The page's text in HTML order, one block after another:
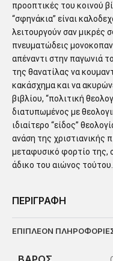
προοπτικές του κοινού
“σφηνάκια” είναι
λειτουργούν σαν μικρές
πνευματώδεις
απέναντι στην παγωνιά
της θανατίλας να
κακάσχημα και να
βιβλίου, “πολιτική
διατυπωμένος με
ιδιαίτερο “είδος”
ανάση της χριστιανικής
μεταφυσικό φορτίο της,
άδικο του αιώνος τούτου.
ΠΕΡΙΓΡΑΦΗ
ΕΠΙΠΛΈΟΝ